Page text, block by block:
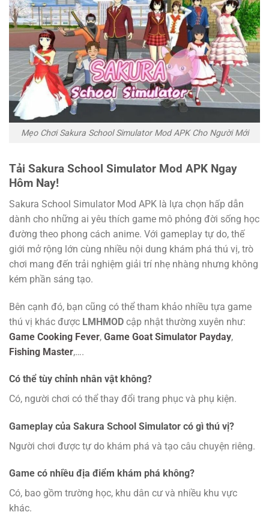
Mẹo Chơi Sakura School Simulator Mod APK Cho Người Mới
Tải Sakura School Simulator Mod APK Ngay
Hôm Nay!
Sakura School Simulator Mod APK là lựa chọn hấp dẫn
dành cho những ai yêu thích game mô phỏng đời sống học
đường theo phong cách anime. Với gameplay tự do, thế
giới mở rộng lớn cùng nhiều nội dung khám phá thú vị, trò
chơi mang đến trải nghiệm giải trí nhẹ nhàng nhưng không
kém phần sáng tạo.
Bên cạnh đó, bạn cũng có thể tham khảo nhiều tựa game
thú vị khác được LMHMOD cập nhật thường xuyên như:
Game Cooking Fever, Game Goat Simulator Payday,
Fishing Master,….
Có thể tùy chỉnh nhân vật không?
Có, người chơi có thể thay đổi trang phục và phụ kiện.
Gameplay của Sakura School Simulator có gì thú vị?
Người chơi được tự do khám phá và tạo câu chuyện riêng.
Game có nhiều địa điểm khám phá không?
Có, bao gồm trường học, khu dân cư và nhiều khu vực
khác.